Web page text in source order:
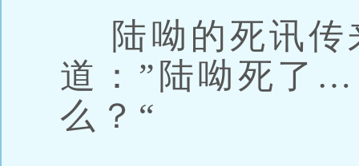
陆呦的死讯传
道：”陆呦死了
么？“